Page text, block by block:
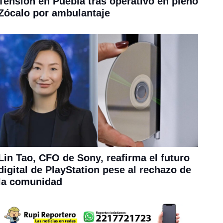
por ambulantaje
Tao, CFO de Sony, reafirma el futuro
de PlayStation pese al rechazo de
comunidad